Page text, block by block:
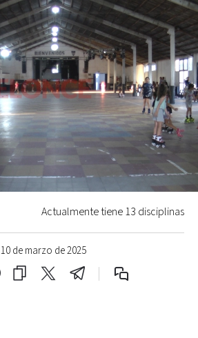
10 de marzo de 2025
Actualmente tiene 13 disciplinas